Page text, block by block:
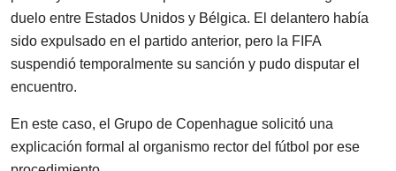
duelo entre Estados Unidos y Bélgica. El delantero había
sido expulsado en el partido anterior, pero la FIFA
suspendió temporalmente su sanción y pudo disputar el
encuentro.
En este caso, el Grupo de Copenhague solicitó una
explicación formal al organismo rector del fútbol por ese